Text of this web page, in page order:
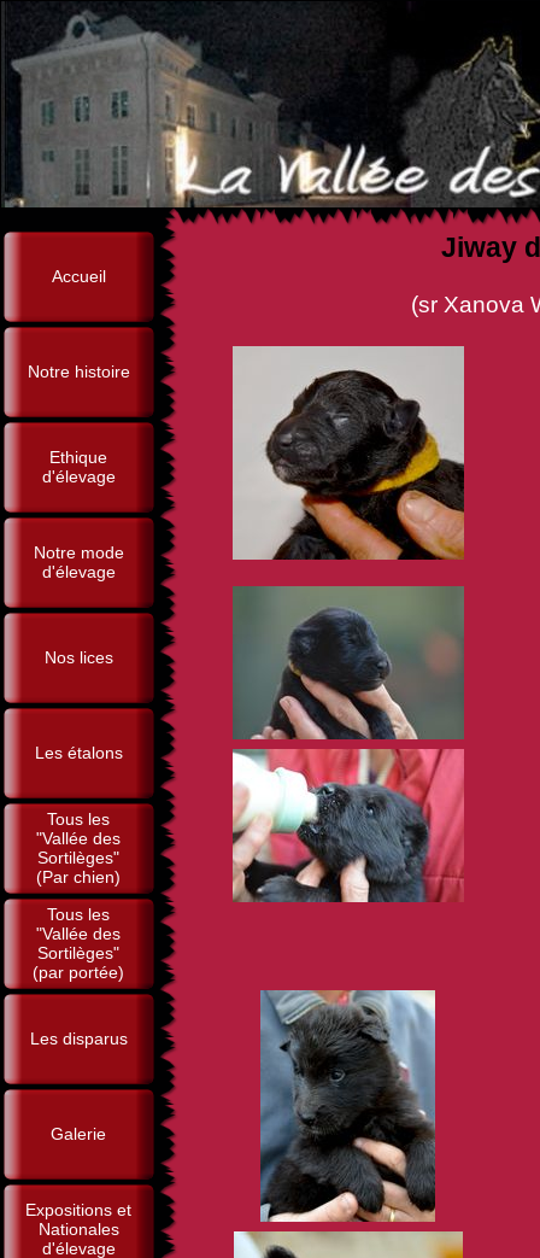
Accueil
Notre histoire
Ethique
d'élevage
Notre mode
d'élevage
Nos lices
Les étalons
Tous les
"Vallée des
Sortilèges"
(Par chien)
Tous les
"Vallée des
Sortilèges"
(par portée)
Les disparus
Galerie
Expositions et
Nationales
d'élevage
Jiway
(sr Xanova Wolf Walker